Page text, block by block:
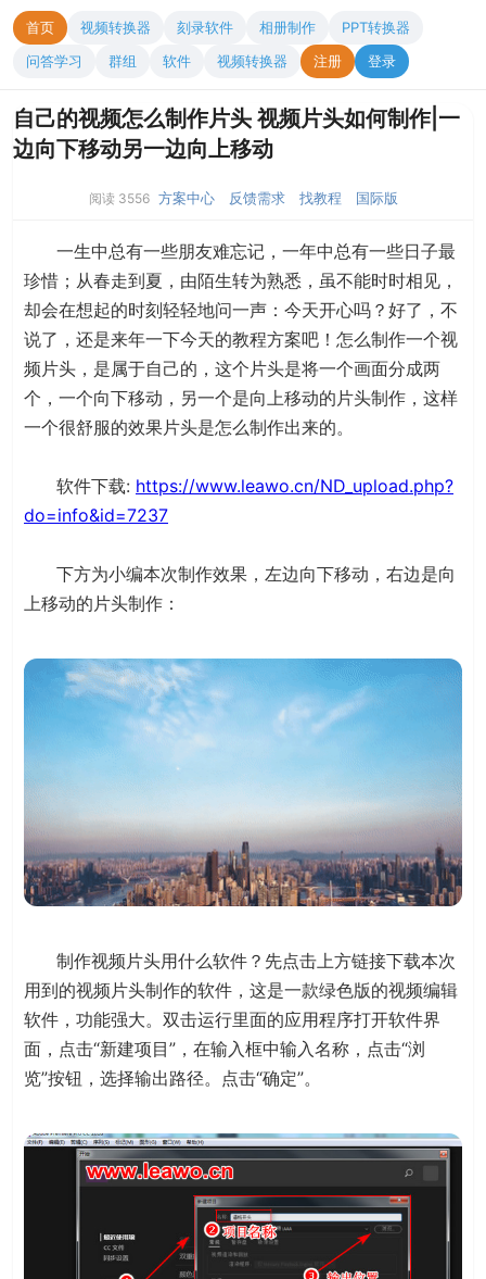
首页 视频转换器 刻录软件 相册制作
PPT转换器
问答学习
群组 软件 视频转换器 注册 登录
自己的视频怎么制作片头 视频片头如何制作|一
边向下移动另一边向上移动
阅读 3556 方案中心 反馈需求 找教程 国际版
一生中总有一些朋友难忘记，一年中总有一些日子最
珍惜；从春走到夏，由陌生转为熟悉，虽不能时时相见，
却会在想起的时刻轻轻地问一声：今天开心吗？好了，不
说了，还是来年一下今天的教程方案吧！怎么制作一个视
频片头，是属于自己的，这个片头是将一个画面分成两
个，一个向下移动，另一个是向上移动的片头制作，这样
一个很舒服的效果片头是怎么制作出来的。
软件下载: https://www.leawo.cn/ND_upload.php?
do=info&id=7237
下方为小编本次制作效果，左边向下移动，右边是向
上移动的片头制作：
制作视频片头用什么软件？先点击上方链接下载本次
用到的视频片头制作的软件，这是一款绿色版的视频编辑
软件，功能强大。双击运行里面的应用程序打开软件界
面，点击“新建项目”，在输入框中输入名称，点击“浏
览”按钮，选择输出路径。点击“确定”。